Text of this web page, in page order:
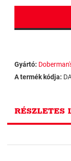
Gyártó:
A termék kódja:
RÉSZLETES